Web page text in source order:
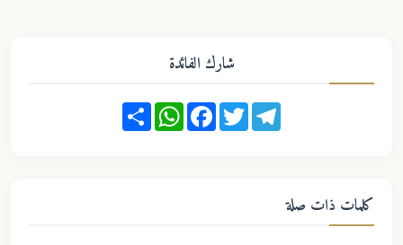
شارك الفائدة
Share
WhatsAppFacebookTwitterTelegram
كلمات ذات صلة